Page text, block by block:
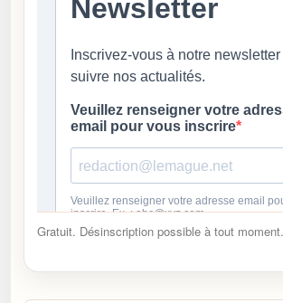
Gratuit. Désinscription possible à tout moment.